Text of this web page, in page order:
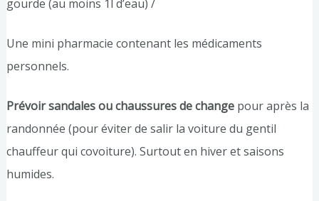
gourde (au moins 1l d’eau) /
Une mini pharmacie contenant les médicaments
personnels.
Prévoir sandales ou chaussures de change pour après la
randonnée (pour éviter de salir la voiture du gentil
chauffeur qui covoiture). Surtout en hiver et saisons
humides.